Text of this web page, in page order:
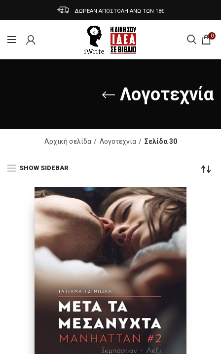
ΔΩΡΕΑΝ ΑΠΟΣΤΟΛΗ ΑΝΩ ΤΩΝ 18€
0
Λογοτεχνία
Αρχική σελίδα Λογοτεχνία Σελίδα 30
SHOW SIDEBAR